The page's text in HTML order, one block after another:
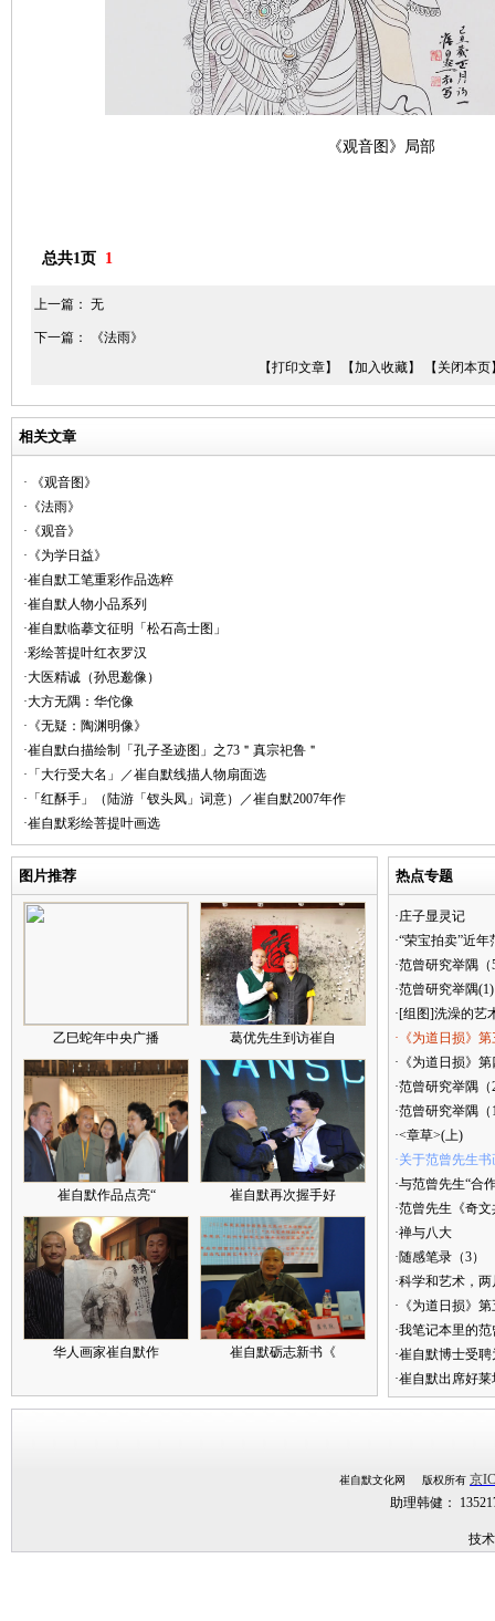
《观音图》 局部
总共1页 1
上一篇： 无
下一篇：
《法雨》
【打印文章】
【加入收藏】 【关闭本页
相关文章
· 《观音图》
·《法雨》
·《观音》
·《为学日益》
·崔自默工笔重彩作品选粹
·崔自默人物小品系列
·崔自默临摹文征明「松石高士图」
·彩绘菩提叶红衣罗汉
·大医精诚（孙思邈像）
·大方无隅：华佗像
·《无疑：陶渊明像》
·崔自默白描绘制「孔子圣迹图」之73＂真宗祀鲁＂
·「大行受大名」／崔自默线描人物扇面选
·「红酥手」（陆游「钗头凤」词意）／崔自默2007年作
·崔自默彩绘菩提叶画选
图片推荐
乙巳蛇年中央广播 葛优先生到访崔自
崔自默作品点亮“ 崔自默再次握手好
华人画家崔自默作 崔自默砺志新书《
热点专题
·庄子显灵记
·“荣宝拍卖”近
·范曾研究举隅（
·范曾研究举隅(1)
·[组图]洗澡的艺
·《为道日损》
·《为道日损》
·范曾研究举隅（
·范曾研究举隅（
·<章草>(上)
·关于范曾先生
·与范曾先生“合
·范曾先生《奇
·禅与八大
·随感笔录（3）
·科学和艺术，
·《为道日损》
·我笔记本里的
·崔自默博士受
·崔自默出席好
崔自默文化网 版权所有 京
助理韩健：
技